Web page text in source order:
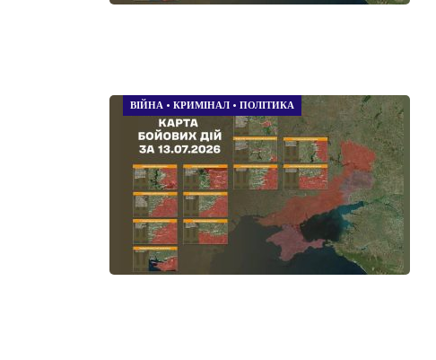
ВІЙНА • КРИМІНАЛ • ПОЛІТИКА